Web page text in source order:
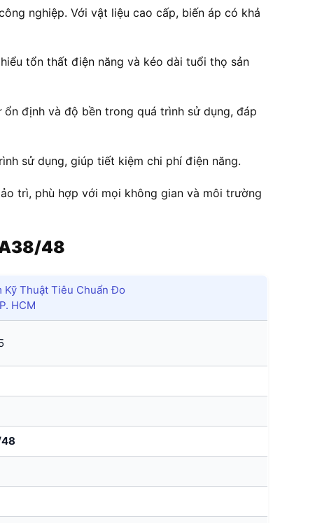
nghiệp. Với vật liệu cao cấp, biến áp có khả
tổn thất điện năng và kéo dài tuổi thọ sản
ổn định và độ bền trong quá trình sử dụng, đáp
sử dụng, giúp tiết kiệm chi phí điện năng.
trì, phù hợp với mọi không gian và môi trường
48
Kỹ Thuật Tiêu Chuẩn Đo
HCM